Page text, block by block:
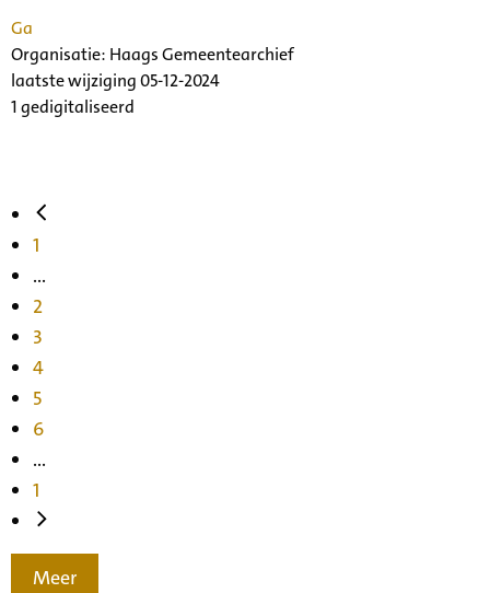
Ga
Organisatie: Haags Gemeentearchief
laatste wijziging 05-12-2024
1 gedigitaliseerd
1
...
2
3
4
5
6
...
1
Meer